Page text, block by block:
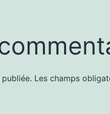
Les champs